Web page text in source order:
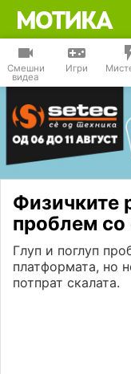
Смешни
видеа
Игри
Физичките
проблем со
Глуп и поглуп
платформата, но
потпрат скалата.